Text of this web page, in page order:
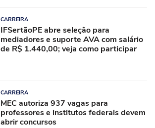
CARREIRA
IFSertãoPE abre seleção para
mediadores e suporte AVA com salário
de R$ 1.440,00; veja como participar
CARREIRA
MEC autoriza 937 vagas para
professores e institutos federais devem
abrir concursos